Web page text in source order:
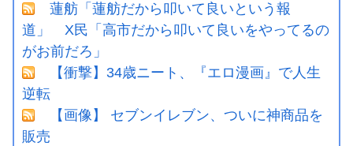
蓮舫「蓮舫だから叩いて良いという報
道」 X民「高市だから叩いて良いをやってるの
がお前だろ」
【衝撃】34歳ニート、『エロ漫画』で人生
逆転
【画像】 セブンイレブン、ついに神商品を
販売